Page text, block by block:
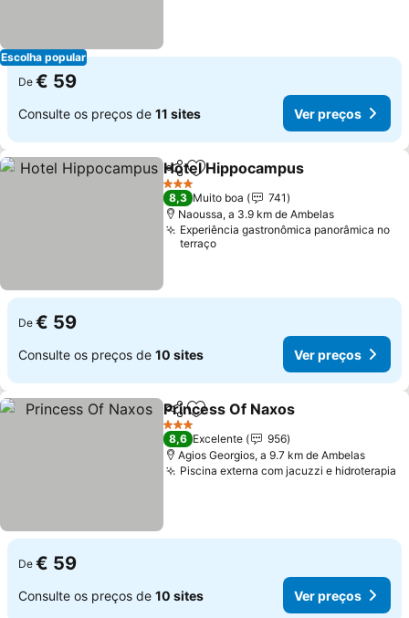
Escolha popular
De € 59
Consulte os preços de 11 sites Ver preços
PartilharAdicionar aos favoritos
Hotel Hippocampus
3 Estrelas
8,3 Muito boa
741
Naoussa, a 3.9 km de Ambelas
Experiência gastronômica panorâmica no
terraço
De € 59
Consulte os preços de 10 sites Ver preços
PartilharAdicionar aos favoritos
Princess Of Naxos
3 Estrelas
8,6 Excelente
956
Agios Georgios, a 9.7 km de Ambelas
Piscina externa com jacuzzi e hidroterapia
De € 59
Consulte os preços de 10 sites Ver preços